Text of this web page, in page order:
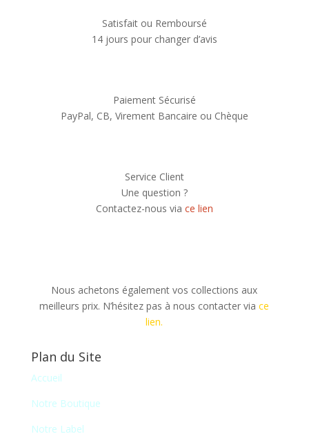
Satisfait ou Remboursé
14 jours pour changer d’avis
Paiement Sécurisé
PayPal, CB, Virement Bancaire ou Chèque
Service Client
Une question ?
Contactez-nous via ce lien
Nous achetons également vos collections aux
meilleurs prix. N’hésitez pas à nous contacter viace
lien.
Plan du Site
Accueil
Notre Boutique
Notre Label